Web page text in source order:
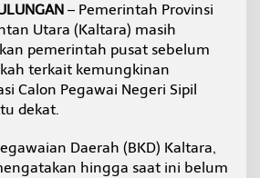
– Pemerintah Provinsi
Utara (Kaltara) masih
pemerintah pusat sebelum
terkait kemungkinan
Calon Pegawai Negeri Sipil
dekat.
Daerah (BKD) Kaltara,
hingga saat ini belum